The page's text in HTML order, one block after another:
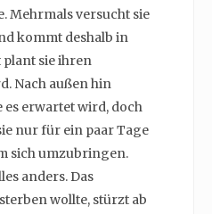
Mehrmals versucht sie
kommt deshalb in
plant sie ihren
Nach außen hin
es erwartet wird, doch
nur für ein paar Tage
sich umzubringen.
anders. Das
wollte, stürzt ab